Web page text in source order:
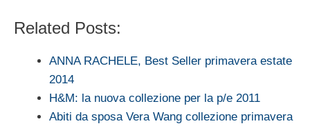
Related Posts:
ANNA RACHELE, Best Seller primavera estate
2014
H&M: la nuova collezione per la p/e 2011
Abiti da sposa Vera Wang collezione primavera